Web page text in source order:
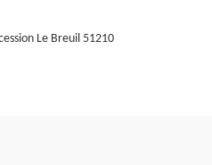
Le Breuil 51210